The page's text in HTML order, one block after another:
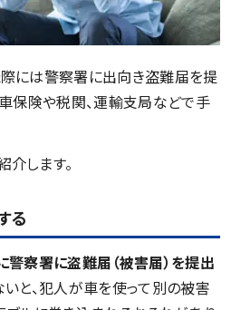
には警察署に出向き盗難届を提
車保険や税関、運輸支局などで手
します。
る
警察署に盗難届（被害届）を提出
いと、犯人が車を使って別の被害